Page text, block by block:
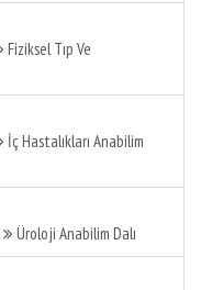
Fiziksel Tıp Ve
İç Hastalıkları Anabilim
Üroloji Anabilim Dalı